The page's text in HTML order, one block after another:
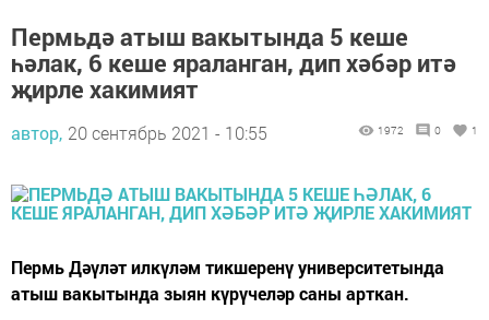
Пермьдә атыш вакытында 5 кеше
һәлак, 6 кеше яраланган, дип хәбәр итә
җирле хакимият
автор, 20 сентябрь 2021 - 10:55 1972 0 1
Пермь Дәүләт илкүләм тикшеренү университетында
атыш вакытында зыян күрүчеләр саны арткан.